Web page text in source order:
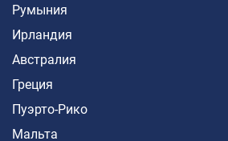
Румыния
Ирландия
Австралия
Греция
Пуэрто-Рико
Мальта